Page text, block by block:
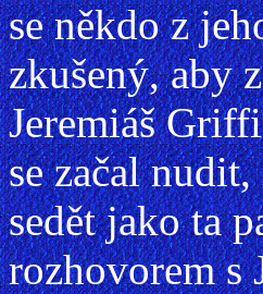
se někdo z
zkušený, aby
Jeremiáš
se začal
sedět jako ta
rozhovorem s